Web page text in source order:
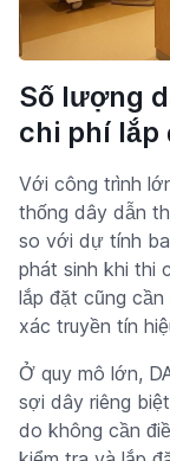
Số lượng
chi phí lắp
Với công trình
thống dây dẫn
so với dự tính
phát sinh khi thi
lắp đặt cũng
xác truyền tín
Ở quy mô lớn,
sợi dây riêng
do không cần